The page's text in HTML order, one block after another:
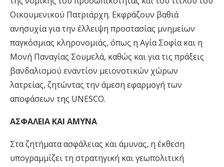
Οικουμενικού Πατριάρχη. Εκφράζουν βαθιά
ανησυχία για την έλλειψη προστασίας μνημείων
παγκόσμιας κληρονομιάς, όπως η Αγία Σοφία και η
Μονή Παναγίας Σουμελά, καθώς και για τις πράξεις
βανδαλισμού εναντίον μειονοτικών χώρων
λατρείας, ζητώντας την άμεση εφαρμογή των
αποφάσεων της UNESCO.
ΑΣΦΑΛΕΙΑ ΚΑΙ ΑΜΥΝΑ
Στα ζητήματα ασφάλειας και άμυνας, η έκθεση
υπογραμμίζει τη στρατηγική και γεωπολιτική